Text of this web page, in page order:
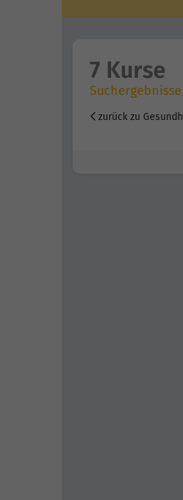
7 Kurse
Suchergebnisse
zurück zu